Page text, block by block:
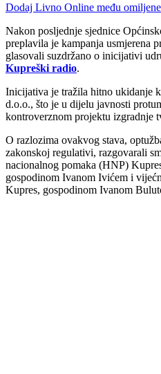
Dodaj Livno Online među
Nakon posljednje sjednice
preplavila je kampanja usmjerena
glasovali suzdržano o inicijativi
Kupreški radio.
Inicijativa je tražila hitno ukidanje
d.o.o., što je u dijelu javnosti
kontroverznom projektu izgradnje
O razlozima ovakvog stava,
zakonskoj regulativi, razgovarali
nacionalnog pomaka (HNP)
gospodinom Ivanom Ivićem i
Kupres, gospodinom Ivanom